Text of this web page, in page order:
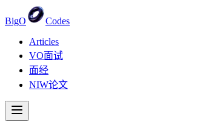
BigO
Codes
Articles
VO面试
面经
NIW论文